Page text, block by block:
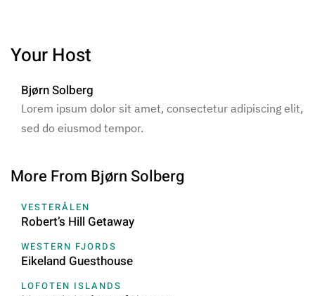
Your Host
Bjørn Solberg
Lorem ipsum dolor sit amet, consectetur adipiscing elit,
sed do eiusmod tempor.
More From Bjørn Solberg
VESTERÅLEN
Robert’s Hill Getaway
WESTERN FJORDS
Eikeland Guesthouse
LOFOTEN ISLANDS